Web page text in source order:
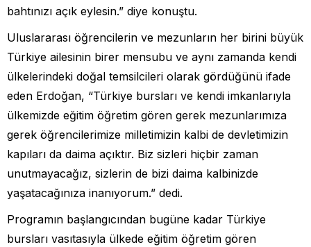
bahtınızı açık eylesin.” diye konuştu.
Uluslararası öğrencilerin ve mezunların her birini büyük
Türkiye ailesinin birer mensubu ve aynı zamanda kendi
ülkelerindeki doğal temsilcileri olarak gördüğünü ifade
eden Erdoğan, “Türkiye bursları ve kendi imkanlarıyla
ülkemizde eğitim öğretim gören gerek mezunlarımıza
gerek öğrencilerimize milletimizin kalbi de devletimizin
kapıları da daima açıktır. Biz sizleri hiçbir zaman
unutmayacağız, sizlerin de bizi daima kalbinizde
yaşatacağınıza inanıyorum.” dedi.
Programın başlangıcından bugüne kadar Türkiye
bursları vasıtasıyla ülkede eğitim öğretim gören